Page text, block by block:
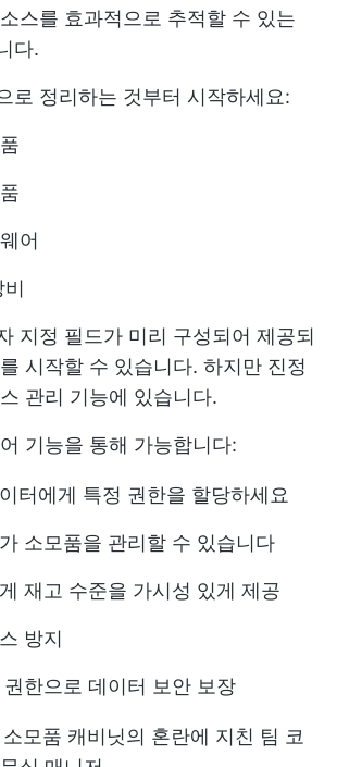
스를 효과적으로 추적할 수 있는
다.
로 정리하는 것부터 시작하세요:
어
지정 필드가 미리 구성되어 제공되
시작할 수 있습니다. 하지만 진정
관리 기능에 있습니다.
기능을 통해 가능합니다:
터에게 특정 권한을 할당하세요
소모품을 관리할 수 있습니다
재고 수준을 가시성 있게 제공
방지
한으로 데이터 보안 보장
소모품 캐비닛의 혼란에 지친 팀 코